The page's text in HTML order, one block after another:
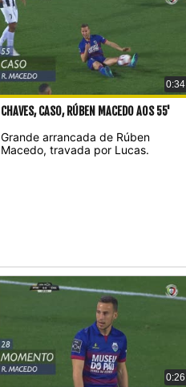
0:34
CHAVES, CASO, RÚBEN MACEDO AOS 55'
Grande arrancada de Rúben
Macedo, travada por Lucas.
0:26